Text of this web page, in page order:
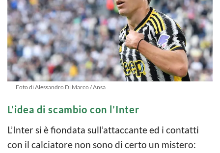
Foto di Alessandro Di Marco / Ansa
L’idea di scambio con l’Inter
L’Inter si è fiondata sull’attaccante ed i contatti
con il calciatore non sono di certo un mistero: